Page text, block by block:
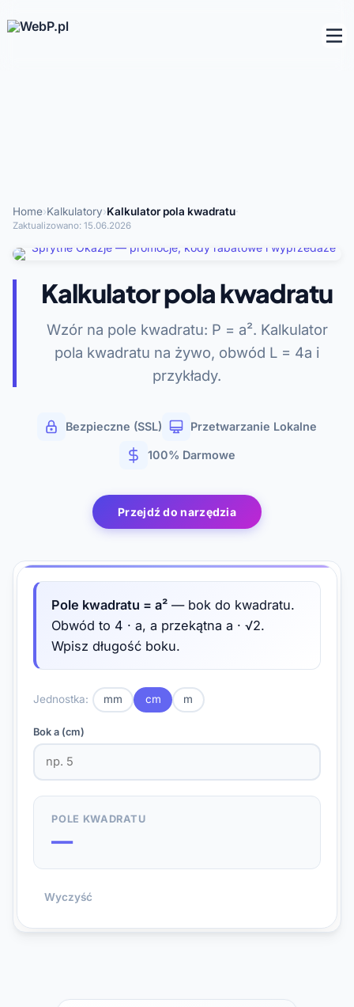
Home›Kalkulatory›Kalkulator pola kwadratu·
Zaktualizowano: 15.06.2026
Kalkulator pola kwadratu
Wzór na pole kwadratu: P = a². Kalkulator
pola kwadratu na żywo, obwód L = 4a i
przykłady.
Bezpieczne (SSL) Przetwarzanie Lokalne
100% Darmowe
Przejdź do narzędzia
Pole kwadratu = a² — bok do kwadratu.
Obwód to 4 · a, a przekątna a · √2.
Wpisz długość boku.
Jednostka: mm cm m
Bok a (cm)
POLE KWADRATU
—
Wyczyść